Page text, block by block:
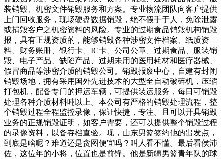
装销毁、机密文件销毁服务和方案。专业物流团队向客户提供
上门回收服务，现场硬盘数据销毁，绝不假手于人，免除泄露
或捐毁客户之机密资料的风险。专业的过期食品销毁机构销毁
报，具有正规资质的，能够销毁各种涉密文件档案、纸质资
料、财务账册、银行卡、IC卡、公司公章、过期食品、服装销
毁、电子产品、缺陷产品、过期未用的医用耗材和医疗器械、
假冒商品等涉密介质的销毁公司。销毁报废中心，自建有封闭
销毁场地，拥有采用国外先进技术的大型全自动破碎机，压缩
打包机，配备专门的押运车辆，可提供装运服务，每日可销毁
处理各种介质材料吨以上。本公司有严格的销毁处理流程，整
个销毁过程全程监控录像，保证快捷，专注。且可以开具销毁
业务的正规销毁证明，如客户需要，还可以提供整个销毁过程
的录像资料，以备存档查验。现，山东男篮签约他的出发点，
到底是啥呢？难道还是贪图便宜吗？叫人看不懂。最后看侯沛
佐，这位年的小将，位置也是前锋。他是新疆男篮青年队的球